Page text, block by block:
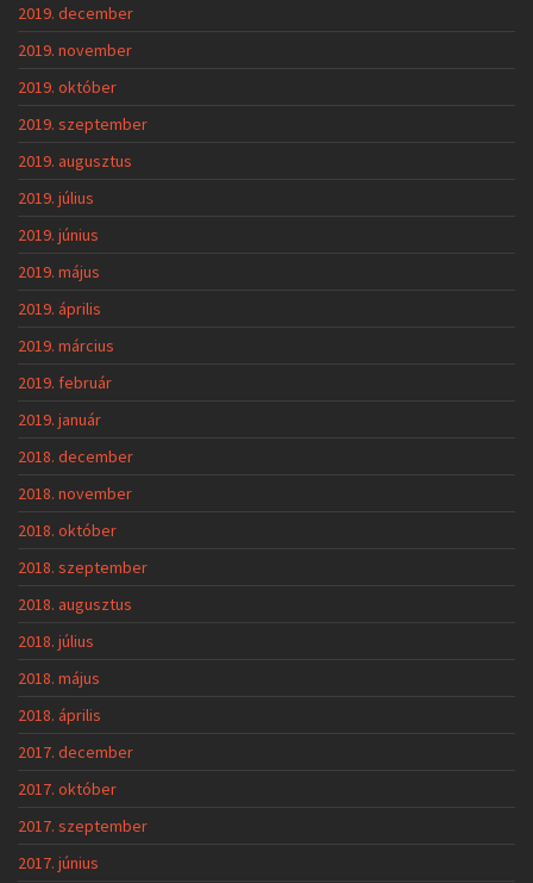
2019. december
2019. november
2019. október
2019. szeptember
2019. augusztus
2019. július
2019. június
2019. május
2019. április
2019. március
2019. február
2019. január
2018. december
2018. november
2018. október
2018. szeptember
2018. augusztus
2018. július
2018. május
2018. április
2017. december
2017. október
2017. szeptember
2017. június